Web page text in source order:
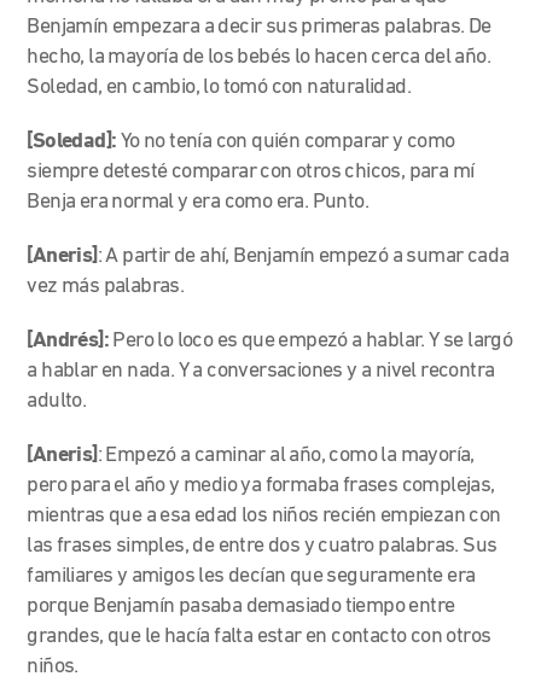
Benjamín empezara a decir sus primeras palabras. De
hecho, la mayoría de los bebés lo hacen cerca del año.
Soledad, en cambio, lo tomó con naturalidad.
[Soledad]: Yo no tenía con quién comparar y como
siempre detesté comparar con otros chicos, para mí
Benja era normal y era como era. Punto.
[Aneris] : A partir de ahí, Benjamín empezó a sumar cada
vez más palabras.
[Andrés]: Pero lo loco es que empezó a hablar. Y se largó
a hablar en nada. Y a conversaciones y a nivel recontra
adulto.
[Aneris] : Empezó a caminar al año, como la mayoría,
pero para el año y medio ya formaba frases complejas,
mientras que a esa edad los niños recién empiezan con
las frases simples, de entre dos y cuatro palabras. Sus
familiares y amigos les decían que seguramente era
porque Benjamín pasaba demasiado tiempo entre
grandes, que le hacía falta estar en contacto con otros
niños.